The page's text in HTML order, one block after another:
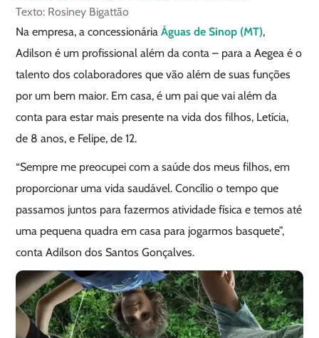
Texto: Rosiney Bigattão
Na empresa, a concessionáriaÁguas de Sinop (MT),
Adilson é um profissional além da conta – para a Aegea é o
talento dos colaboradores que vão além de suas funções
por um bem maior. Em casa, é um pai que vai além da
conta para estar mais presente na vida dos filhos, Letícia,
de 8 anos, e Felipe, de 12.
“Sempre me preocupei com a saúde dos meus filhos, em
proporcionar uma vida saudável. Concílio o tempo que
passamos juntos para fazermos atividade física e temos até
uma pequena quadra em casa para jogarmos basquete”,
conta Adilson dos Santos Gonçalves.